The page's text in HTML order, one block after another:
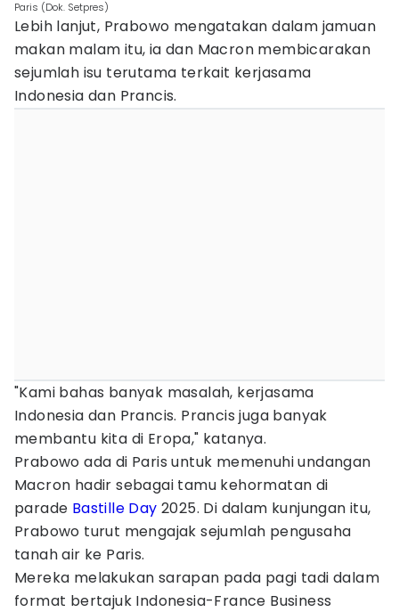
Paris (Dok. Setpres)
Lebih lanjut, Prabowo mengatakan dalam jamuan
makan malam itu, ia dan Macron membicarakan
sejumlah isu terutama terkait kerjasama
Indonesia dan Prancis.
"Kami bahas banyak masalah, kerjasama
Indonesia dan Prancis. Prancis juga banyak
membantu kita di Eropa," katanya.
Prabowo ada di Paris untuk memenuhi undangan
Macron hadir sebagai tamu kehormatan di
parade Bastille Day 2025. Di dalam kunjungan itu,
Prabowo turut mengajak sejumlah pengusaha
tanah air ke Paris.
Mereka melakukan sarapan pada pagi tadi dalam
format bertajuk Indonesia-France Business